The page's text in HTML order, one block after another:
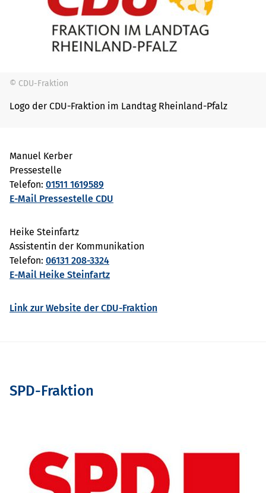
© CDU-Fraktion
Logo der CDU-Fraktion im Landtag Rheinland-Pfalz
Manuel Kerber
Pressestelle
Telefon: 01511 1619589
E-Mail Pressestelle CDU
Heike Steinfartz
Assistentin der Kommunikation
Telefon: 06131 208-3324
E-Mail Heike Steinfartz
Link zur Website der CDU-Fraktion
SPD-Fraktion